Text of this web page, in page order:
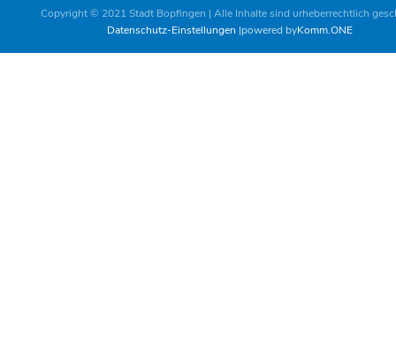
Copyright © 2021 Stadt Bopfingen | Alle Inhalte sind urheberrechtlich
Datenschutz-Einstellungen powered byKomm.ONE